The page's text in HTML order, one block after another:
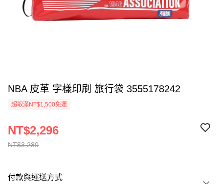
NBA 皮革 字樣印刷 旅行袋 3555178242
超取滿NT$1,500免運
NT$3,280
NT$2,296
付款與運送方式